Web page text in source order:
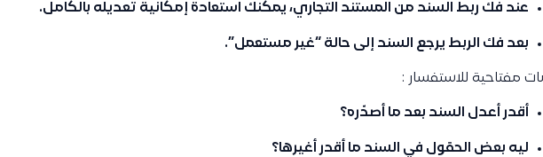
عند فك ربط السند من المستند التجاري، يمكنك استعادة إمكانية تعديله بالكامل.
بعد فك الربط يرجع السند إلى حالة “غير مستعمل”.
مفتاحية للاستفسار :
أقدر أعدل السند بعد ما أصدّره؟
ليه بعض الحقول في السند ما أقدر أغيرها؟